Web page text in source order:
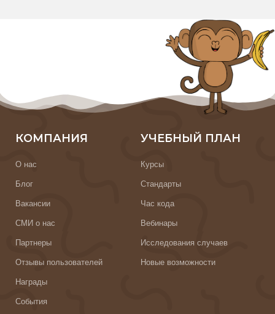
КОМПАНИЯ
О нас
Блог
Вакансии
СМИ о нас
Партнеры
Отзывы пользователей
Награды
События
УЧЕБНЫЙ ПЛАН
Курсы
Стандарты
Час кода
Вебинары
Исследования случаев
Новые возможности